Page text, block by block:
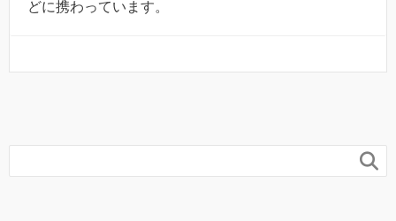
どに携わっています。
